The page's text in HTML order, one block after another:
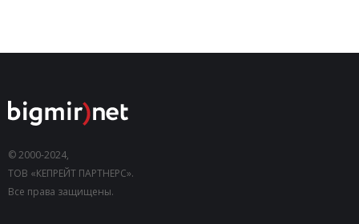
© 2000-2024,
ТОВ «КЕПРЕЙТ ПАРТНЕРС».
Все права защищены.